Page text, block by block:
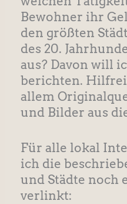
Bewohner ihr
den größten
des 20.
aus? Davon will
berichten.
allem
und Bilder aus
Für alle lokal
ich die
und Städte noch
verlinkt: